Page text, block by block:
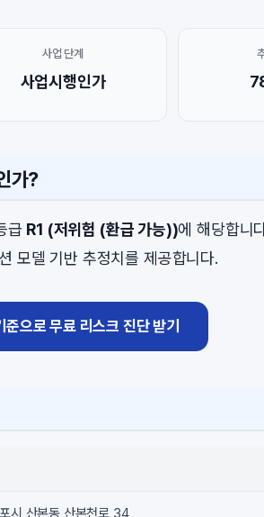
사업 단계
사업시행인가
가?
급 R1 (저위험 (환급 가능))에 해당합니
모델 기반 추정치를 제공합니다.
준으로 무료 리스크 진단 받기
시 산본동 산본천로 34